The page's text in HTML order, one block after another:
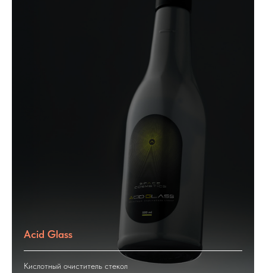
Acid Glass
Кислотный очиститель стекол